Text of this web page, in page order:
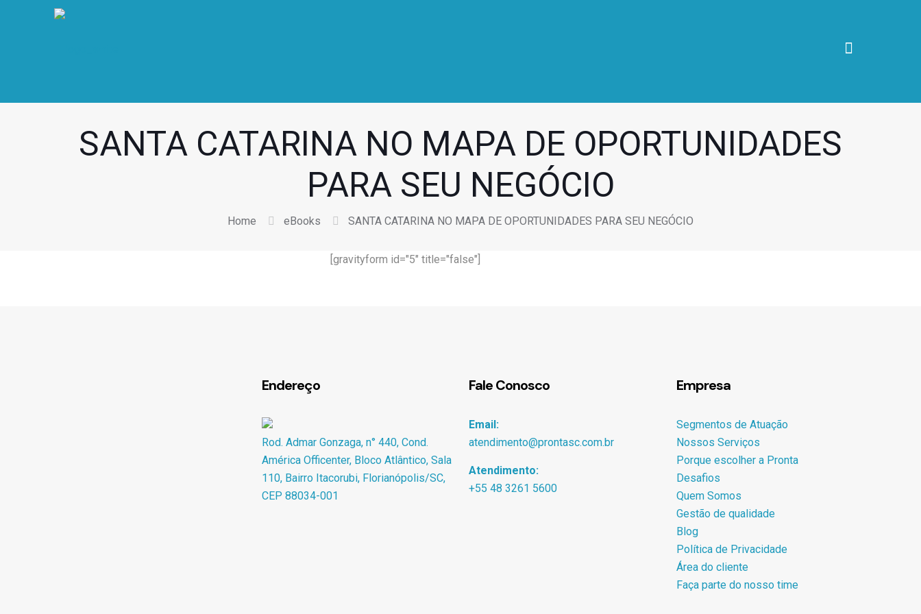
SANTA CATARINA NO MAPA DE OPORTUNIDADES
PARA SEU NEGÓCIO
Home eBooks SANTA CATARINA NO MAPA DE OPORTUNIDADES PARA SEU NEGÓCIO
[gravityform id="5" title="false"]
Endereço
Rod. Admar Gonzaga, n° 440, Cond.
América Officenter, Bloco Atlântico, Sala
110, Bairro Itacorubi, Florianópolis/SC,
CEP 88034-001
Fale Conosco
Email:
atendimento@prontasc.com.br
Atendimento:
+55 48 3261 5600
Empresa
Segmentos de Atuação
Nossos Serviços
Porque escolher a Pronta
Desafios
Quem Somos
Gestão de qualidade
Blog
Política de Privacidade
Área do cliente
Faça parte do nosso time